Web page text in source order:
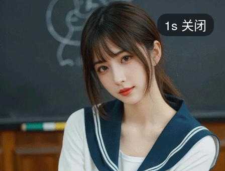
短剧
最热 添加 评分
都市 甜宠 逆袭 玄幻
2025 2024 2023 2022
全部 大陆 香港 台湾 美国 韩国 日本
1s 关闭